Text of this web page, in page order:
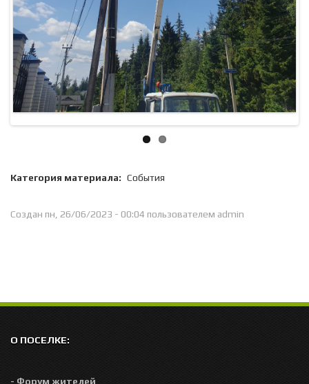
Категория материала: События
Создан пн, 26/06/2023 - 00:04 пользователем admin
О ПОСЕЛКЕ:
- Форум жителей